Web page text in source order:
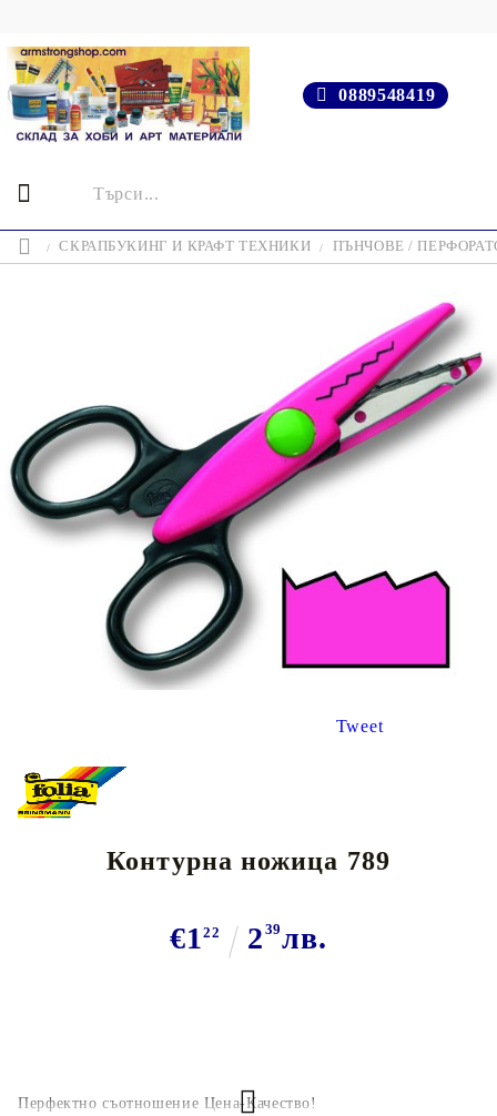
0889548419
СКРАПБУКИНГ И КРАФТ ТЕХНИКИ ПЪНЧОВЕ /
Tweet
Контурна ножица 789
€122 2 39лв.
Перфектно съотношение Цена-Качество!